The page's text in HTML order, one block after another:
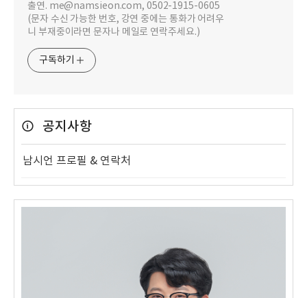
출연. me@namsieon.com, 0502-1915-0605
(문자 수신 가능한 번호, 강연 중에는 통화가 어려우
니 부재중이라면 문자나 메일로 연락주세요.)
구독하기
공지사항
남시언 프로필 & 연락처